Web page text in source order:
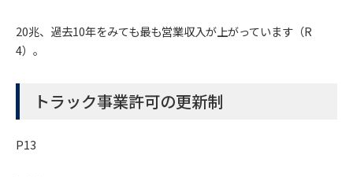
20兆、過去10年をみても最も営業収入が上がっています（R
4）。
トラック事業許可の更新制
P13